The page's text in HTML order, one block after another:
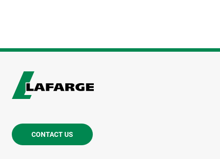
CONTACT US